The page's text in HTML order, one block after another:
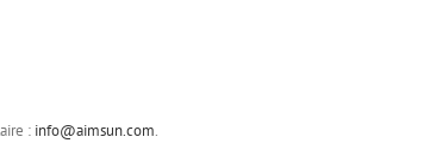
: info@aimsun.com.